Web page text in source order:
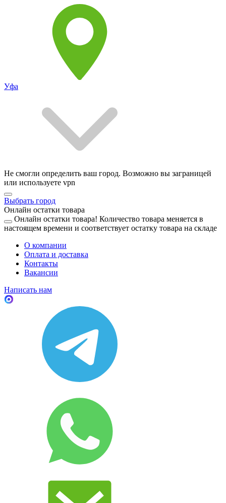
Уфа
Не смогли определить ваш город. Возможно вы заграницей
или используете vpn
Выбрать город
Онлайн остатки товара
Онлайн остатки товара! Количество товара меняется в
настоящем времени и соответствует остатку товара на складе
О компании
Оплата и доставка
Контакты
Вакансии
Написать нам